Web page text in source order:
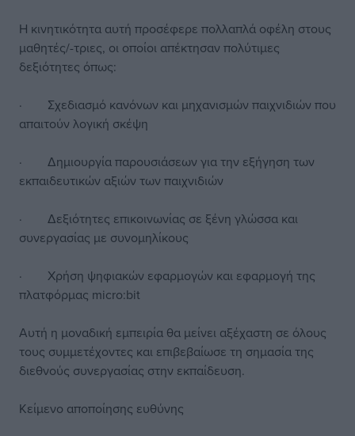
Η κινητικότητα αυτή προσέφερε πολλαπλά οφέλη στους
μαθητές/-τριες, οι οποίοι απέκτησαν πολύτιμες
δεξιότητες όπως:
· Σχεδιασμό κανόνων και μηχανισμών παιχνιδιών που
απαιτούν λογική σκέψη
· Δημιουργία παρουσιάσεων για την εξήγηση των
εκπαιδευτικών αξιών των παιχνιδιών
· Δεξιότητες επικοινωνίας σε ξένη γλώσσα και
συνεργασίας με συνομηλίκους
· Χρήση ψηφιακών εφαρμογών και εφαρμογή της
πλατφόρμας micro:bit
Αυτή η μοναδική εμπειρία θα μείνει αξέχαστη σε όλους
τους συμμετέχοντες και επιβεβαίωσε τη σημασία της
διεθνούς συνεργασίας στην εκπαίδευση.
Κείμενο αποποίησης ευθύνης